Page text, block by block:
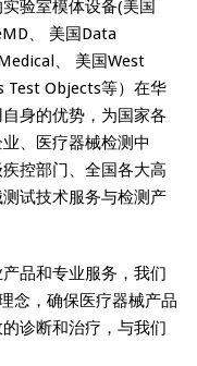
验室模体设备(美国
、 美国Data
、 美国West
Test Objects等）在华
身的优势，为国家各
、医疗器械检测中
控部门、全国各大高
试技术服务与检测产
品和专业服务，我们
念，确保医疗器械产品
诊断和治疗，与我们